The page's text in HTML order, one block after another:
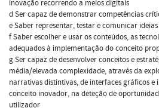
inovação recorrendo a meios digitais
d Ser capaz de demonstrar competências
e Saber representar, testar e comunicar
f Saber escolher e usar os conteúdos, as
adequados à implementação do conceito
g Ser capaz de desenvolver conceitos e
média/elevada complexidade, através da
narrativas distintivas, de interfaces gráficos e
conceito inovador, na deteção de
utilizador